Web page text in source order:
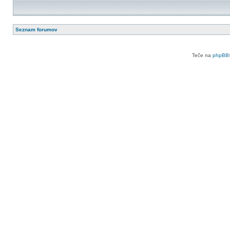
Seznam forumov
Teče na phpBB